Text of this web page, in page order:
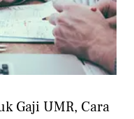
Gaji UMR, Cara